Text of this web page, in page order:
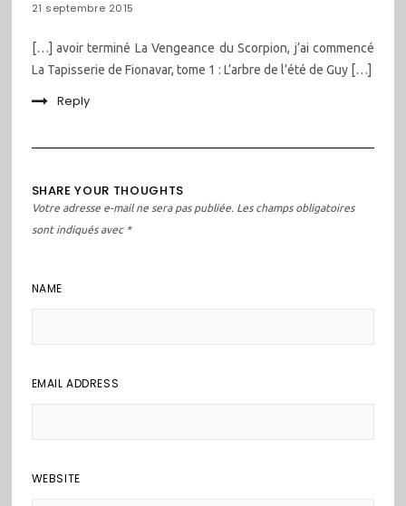
21 septembre 2015
[…] avoir terminé La Vengeance du Scorpion, j’ai commencé
La Tapisserie de Fionavar, tome 1 : L’arbre de l’été de Guy […]
Reply
SHARE YOUR THOUGHTS
Votre adresse e-mail ne sera pas publiée. Les champs obligatoires
sont indiqués avec *
NAME
EMAIL ADDRESS
WEBSITE